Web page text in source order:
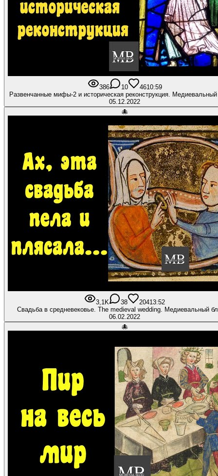
386 10 4610:59
Развенчанные мифы-2 и историческая реконструкция.
05.12.2022
🐙
3,1K 38 20413:52
Свадьба в средневековье. The medieval wedding. Медиевальный
06.02.2022
🐙